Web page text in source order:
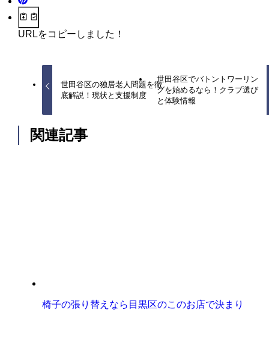
URLをコピーしました！
世田谷区の独居老人問題を徹
底解説！現状と支援制度
世田谷区でバトントワーリン
グを始めるなら！クラブ選び
と体験情報
関連記事
椅子の張り替えなら目黒区のこのお店で決まり